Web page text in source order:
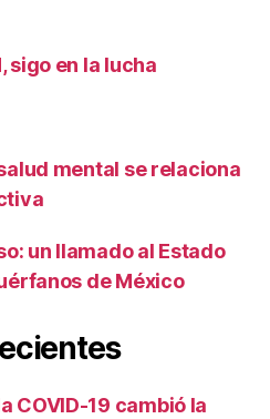
sigo en la lucha
mental se relaciona
un llamado al Estado
de México
COVID-19 cambió la